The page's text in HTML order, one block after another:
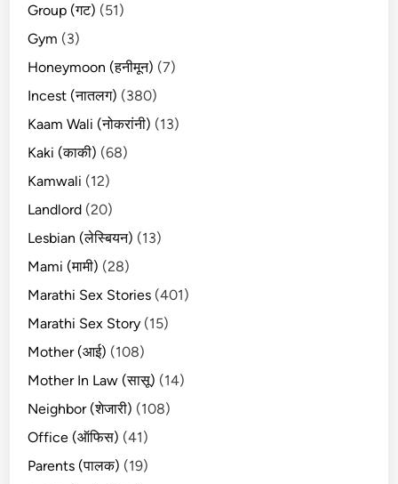
Group (गट) (51)
Gym (3)
Honeymoon (हनीमून) (7)
Incest (नातलग) (380)
Kaam Wali (नोकरांनी) (13)
Kaki (काकी) (68)
Kamwali (12)
Landlord (20)
Lesbian (लेस्बियन) (13)
Mami (मामी) (28)
Marathi Sex Stories (401)
Marathi Sex Story (15)
Mother (आई) (108)
Mother In Law (सासू) (14)
Neighbor (शेजारी) (108)
Office (ऑफिस) (41)
Parents (पालक) (19)